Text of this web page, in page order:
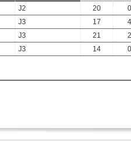
J2 20
0
J3 17
4
J3 21
2
J3 14 0